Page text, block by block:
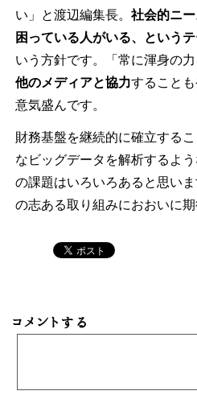
い」と渡辺編集長。 社会的ニ
困っている人がいる、という
いう方針です。「常に渾身の
他のメディアと協力すること
意気盛んです。
財務基盤を継続的に確立する
なビッグデータを解析するよ
の課題はいろいろあると思い
の志ある取り組みにおおいに期
コメントする